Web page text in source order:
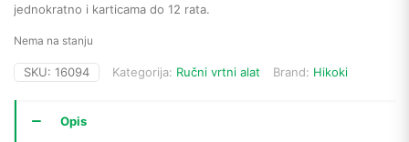
jednokratno i karticama do 12 rata.
Nema na stanju
SKU: 16094 Kategorija: Ručni vrtni alat Brand: Hikoki
Opis